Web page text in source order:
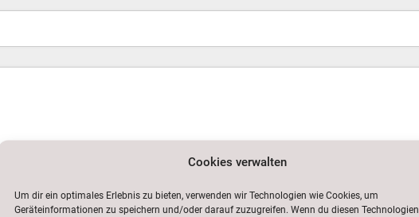
Cookies verwalten
Um dir ein optimales Erlebnis zu bieten, verwenden wir Technologien wie Cookies, um
Geräteinformationen zu speichern und/oder darauf zuzugreifen. Wenn du diesen Technologien